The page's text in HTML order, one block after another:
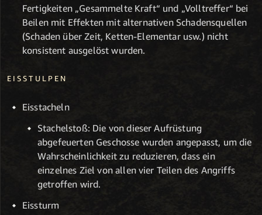
Fertigkeiten „Gesammelte Kraft“ und „Volltreffer“ bei
Beilen mit Effekten mit alternativen Schadensquellen
(Schaden über Zeit, Ketten-Elementar usw.) nicht
konsistent ausgelöst wurden.
EISSTULPEN
Eisstacheln
Stachelstoß: Die von dieser Aufrüstung
abgefeuerten Geschosse wurden angepasst, um die
Wahrscheinlichkeit zu reduzieren, dass ein
einzelnes Ziel von allen vier Teilen des Angriffs
getroffen wird.
Eissturm